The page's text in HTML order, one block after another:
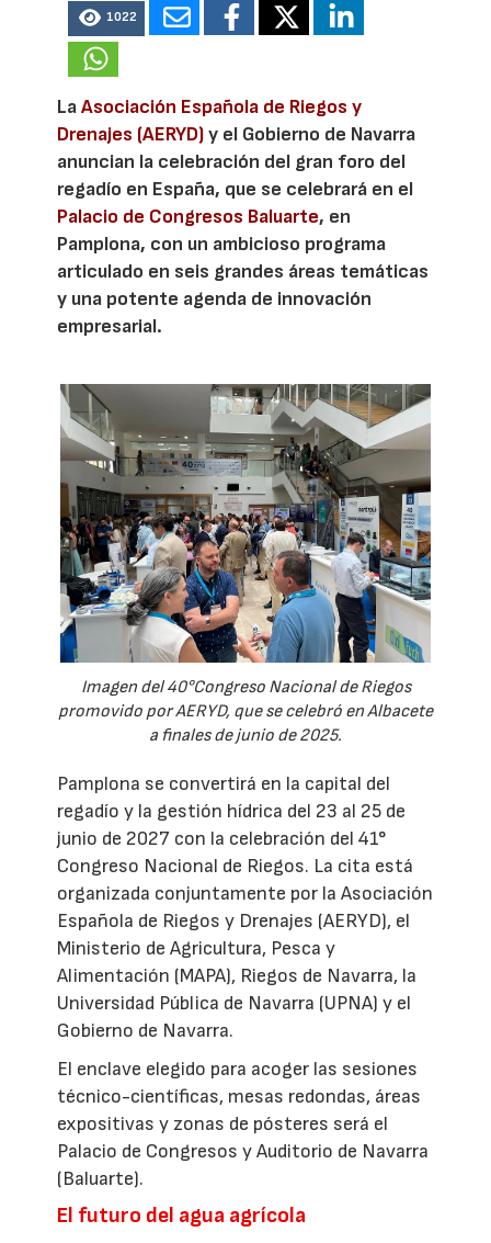
1022
LaAsociación Española de Riegos y
Drenajes (AERYD)y el Gobierno de Navarra
anuncian la celebración del gran foro del
regadío en España, que se celebrará en el
Palacio de Congresos Baluarte, en
Pamplona, con un ambicioso programa
articulado en seis grandes áreas temáticas
y una potente agenda de innovación
empresarial.
Imagen del 40°Congreso Nacional de Riegos
promovido por AERYD, que se celebró en Albacete
a finales de junio de 2025.
Pamplona se convertirá en la capital del
regadío y la gestión hídrica del 23 al 25 de
junio de 2027 con la celebración del 41°
Congreso Nacional de Riegos. La cita está
organizada conjuntamente por la Asociación
Española de Riegos y Drenajes (AERYD), el
Ministerio de Agricultura, Pesca y
Alimentación (MAPA), Riegos de Navarra, la
Universidad Pública de Navarra (UPNA) y el
Gobierno de Navarra.
El enclave elegido para acoger las sesiones
técnico-científicas, mesas redondas, áreas
expositivas y zonas de pósteres será el
Palacio de Congresos y Auditorio de Navarra
(Baluarte).
El futuro del agua agrícola